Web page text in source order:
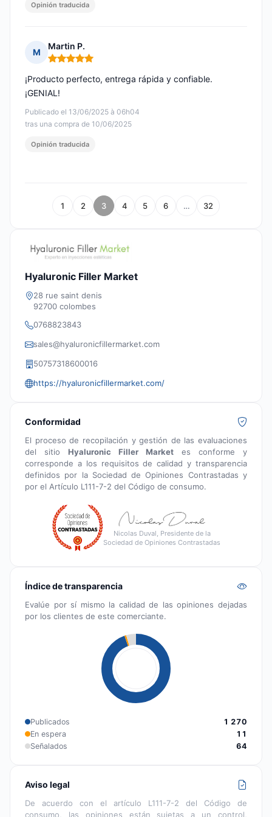
Opinión traducida
M
Martin P.
Nota: 5 de 5
Publicado el 13/06/2025 à 06h04
tras una compra de 10/06/2025
¡Producto perfecto, entrega rápida y confiable.
¡GENIAL!
Opinión traducida
1 2 3 4 5 6 … 32
Hyaluronic Filler Market
28 rue saint denis
92700 colombes
0768823843
sales@hyaluronicfillermarket.com
50757318600016
https://hyaluronicfillermarket.com/
Conformidad
El proceso de recopilación y gestión de las evaluaciones
del sitio Hyaluronic Filler Market es conforme y
corresponde a los requisitos de calidad y transparencia
definidos por la Sociedad de Opiniones Contrastadas y
por el Artículo L111-7-2 del Código de consumo.
Nicolas Duval, Presidente de la
Sociedad de Opiniones Contrastadas
Índice de transparencia
Evalúe por sí mismo la calidad de las opiniones dejadas
por los clientes de este comerciante.
Publicados
1 270
En espera
11
Señalados
64
Aviso legal
De acuerdo con el artículo L111-7-2 del Código de
consumo, las opiniones están sujetas a un control,